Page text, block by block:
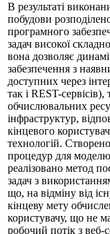
В результаті
побудови
програмного
задач високої
вона дозволяє
забезпечення з
доступних через
так і REST-
обчислювальних
інфраструктур,
кінцевого
технологій.
процедур для
реалізовано метод
задач з
що, на відміну від
кінцеву мету
користувачу, що не
робочий потік з веб-